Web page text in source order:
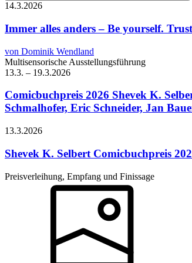
14.3.2026
Immer alles anders – Be yourself.
von Dominik Wendland
Multisensorische Ausstellungsführung
13.3. – 19.3.2026
Comicbuchpreis 2026 Shevek K.
Schmalhofer, Eric Schneider, Jan
13.3.2026
Shevek K. Selbert Comicbuchpreis
Preisverleihung, Empfang und Finissage